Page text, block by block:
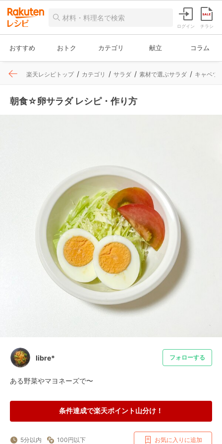
ログイン チラシ
おすすめ おトク カテゴリ 献立 コラム
楽天レシピトップ カテゴリ サラダ 素材で選ぶサラダ キャベツ
朝食☆卵サラダ レシピ・作り方
libre* フォローする
ある野菜やマヨネーズで〜
条件達成で楽天ポイント山分け！
5分以内 100円以下 お気に入りに追加